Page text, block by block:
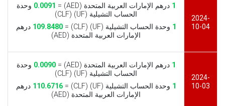
2024-
10-04
1 درهم الإمارات العربية المتحدة (AED) = 0.0091 وحدة
الحساب التشيلية (UF) (CLF)
1 وحدة الحساب التشيلية (UF) (CLF) = 109.8480 درهم
الإمارات العربية المتحدة (AED)
2024-
10-03
1 درهم الإمارات العربية المتحدة (AED) = 0.0090 وحدة
الحساب التشيلية (UF) (CLF)
1 وحدة الحساب التشيلية (UF) (CLF) = 110.6716 درهم
الإمارات العربية المتحدة (AED)